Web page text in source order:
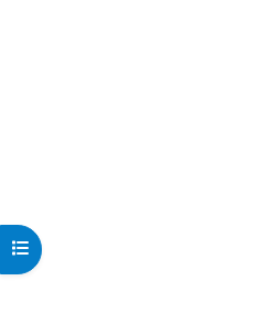
Obre l'índex del curs